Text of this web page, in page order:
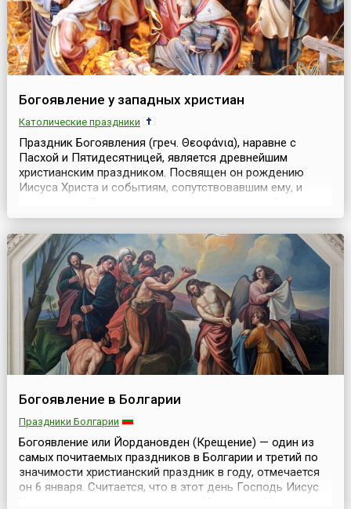
Богоявление у западных христиан
Католические праздники
Праздник Богоявления (греч. Θεοφάνια), наравне с
Пасхой и Пятидесятницей, является древнейшим
христианским праздником. Посвящен он рождению
Иисуса Христа и событиям, сопутствовавшим ему, и
Более древнее название данного праздника — Явление
(греч. Επιφάνια — Эпифания).В церковный календарь
праздник Богоявления вошел в середине 2 века и
сначала ...
Богоявление в Болгарии
Праздники Болгарии
Богоявление или Йордановден (Крещение) — один из
самых почитаемых праздников в Болгарии и третий по
значимости христианский праздник в году, отмечается
он 6 января. Считается, что в этот день Господь Иисус